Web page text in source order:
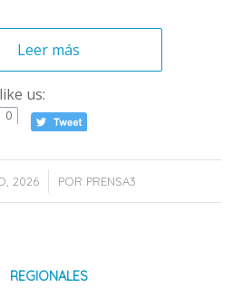
Leer más
us:
0
2026 POR PRENSA3
REGIONALES